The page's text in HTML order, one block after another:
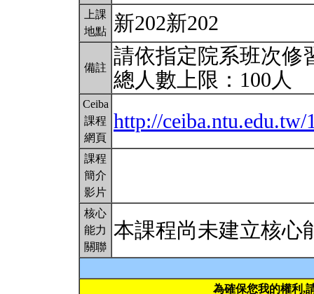
上課
地點
新202新202
備註
請依指定院系班次修
總人數上限：100人
Ceiba
課程
網頁
http://ceiba.ntu.edu.tw/
課程
簡介
影片
核心
能力
關聯
本課程尚未建立核心
為確保您我的權利,